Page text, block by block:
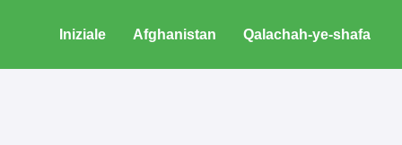
Iniziale Afghanistan Qalachah-ye-shafa